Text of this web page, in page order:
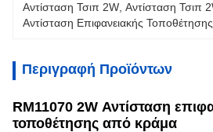
Αντίσταση Τσιπ 2W Αντίσταση Τσιπ
Αντίσταση Επιφανειακής
Περιγραφή Προϊόντων
RM11070 2W Αντίσταση
τοποθέτησης από κράμα